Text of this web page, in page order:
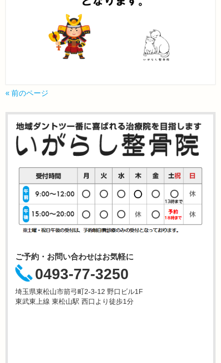
« 前のページ
ご予約・お問い合わせはお気軽に
0493-77-3250
埼玉県東松山市箭弓町2-3-12 野口ビル1F
東武東上線 東松山駅 西口より徒歩1分